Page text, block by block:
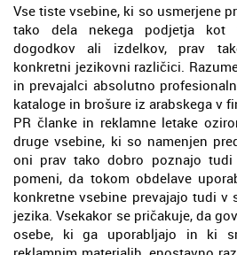
Vse tiste vsebine, ki so usmerjene
tako dela nekega podjetja kot
dogodkov ali izdelkov, prav
konkretni jezikovni različici.
in prevajalci absolutno
kataloge in brošure iz arabskega v
PR članke in reklamne letake
druge vsebine, ki so namenjen
oni prav tako dobro poznajo tudi
pomeni, da tokom obdelave
konkretne vsebine prevajajo tudi v
jezika. Vsekakor se pričakuje, da
osebe, ki ga uporabljajo in ki